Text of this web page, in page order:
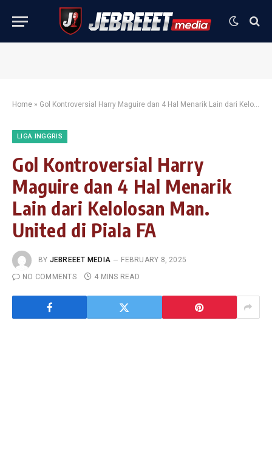
Home » Gol Kontroversial Harry Maguire dan 4 Hal Menarik Lain dari Kelolosan Man. United di Piala FA
LIGA INGGRIS
Gol Kontroversial Harry
Maguire dan 4 Hal Menarik
Lain dari Kelolosan Man.
United di Piala FA
BY JEBREEET MEDIA
FEBRUARY 8, 2025
NO COMMENTS
4 MINS READ